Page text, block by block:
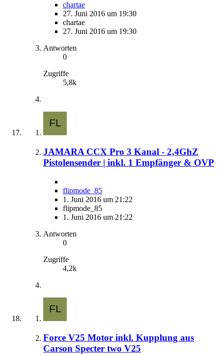
chartae
27. Juni 2016 um 19:30
chartae
27. Juni 2016 um 19:30
Antworten
0
Zugriffe
5,8k
JAMARA CCX Pro 3 Kanal - 2,4GhZ
Pistolensender | inkl. 1 Empfänger & OVP
flipmode_85
1. Juni 2016 um 21:22
flipmode_85
1. Juni 2016 um 21:22
Antworten
0
Zugriffe
4,2k
Force V25 Motor inkl. Kupplung aus
Carson Specter two V25